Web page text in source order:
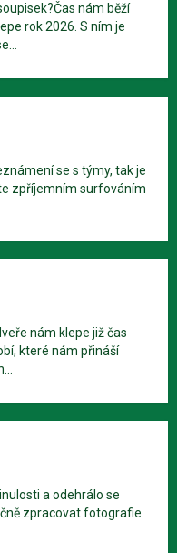
nám běží
rok 2026. S ním je
se s týmy, tak je
zpříjemním surfováním
nám klepe již čas
které nám přináší
a odehrálo se
zpracovat fotografie